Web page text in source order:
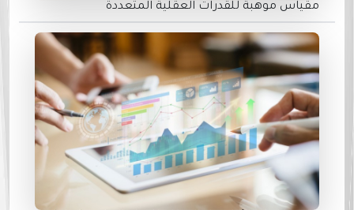
مقياس موهبة للقدرات العقلية المتعددة